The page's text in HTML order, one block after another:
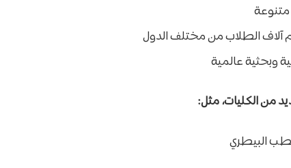
متنوعة
آلاف الطلاب من مختلف الدول
وبحثية عالمية
من الكليات، مثل:
البيطري